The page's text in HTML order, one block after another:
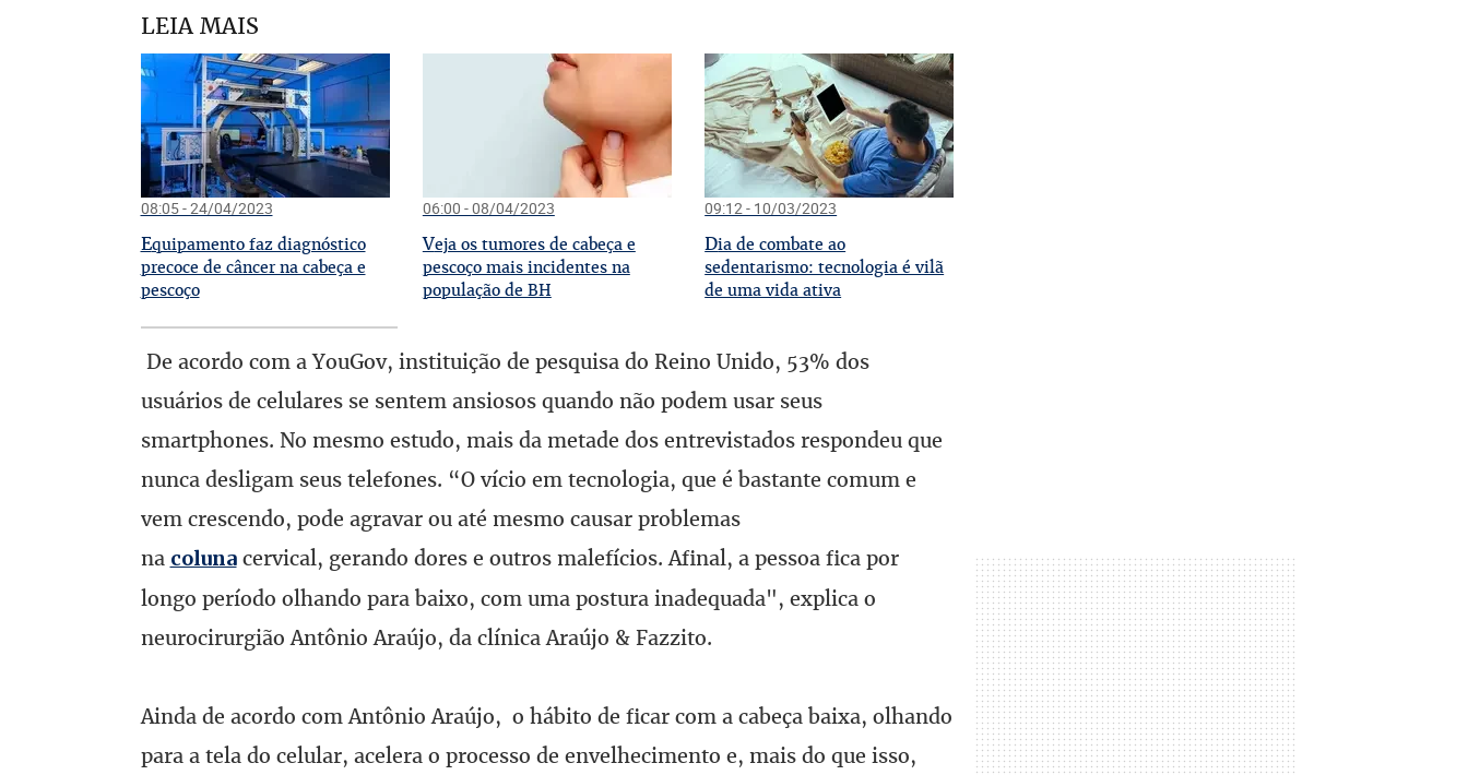
LEIA MAIS
08:05 - 24/04/2023
Equipamento faz diagnóstico
precoce de câncer na cabeça e
pescoço
06:00 - 08/04/2023
Veja os tumores de cabeça e
pescoço mais incidentes na
população de BH
09:12 - 10/03/2023
Dia de combate ao
sedentarismo: tecnologia é vilã
de uma vida ativa
De acordo com a YouGov, instituição de pesquisa do Reino Unido, 53% dos
usuários de celulares se sentem ansiosos quando não podem usar seus
smartphones. No mesmo estudo, mais da metade dos entrevistados respondeu que
nunca desligam seus telefones. “O vício em tecnologia, que é bastante comum e
vem crescendo, pode agravar ou até mesmo causar problemas
na colunacervical, gerando dores e outros malefícios. Afinal, a pessoa fica por
longo período olhando para baixo, com uma postura inadequada", explica o
neurocirurgião Antônio Araújo, da clínica Araújo & Fazzito.
Ainda de acordo com Antônio Araújo, o hábito de ficar com a cabeça baixa, olhando
para a tela do celular, acelera o processo de envelhecimento e, mais do que isso,